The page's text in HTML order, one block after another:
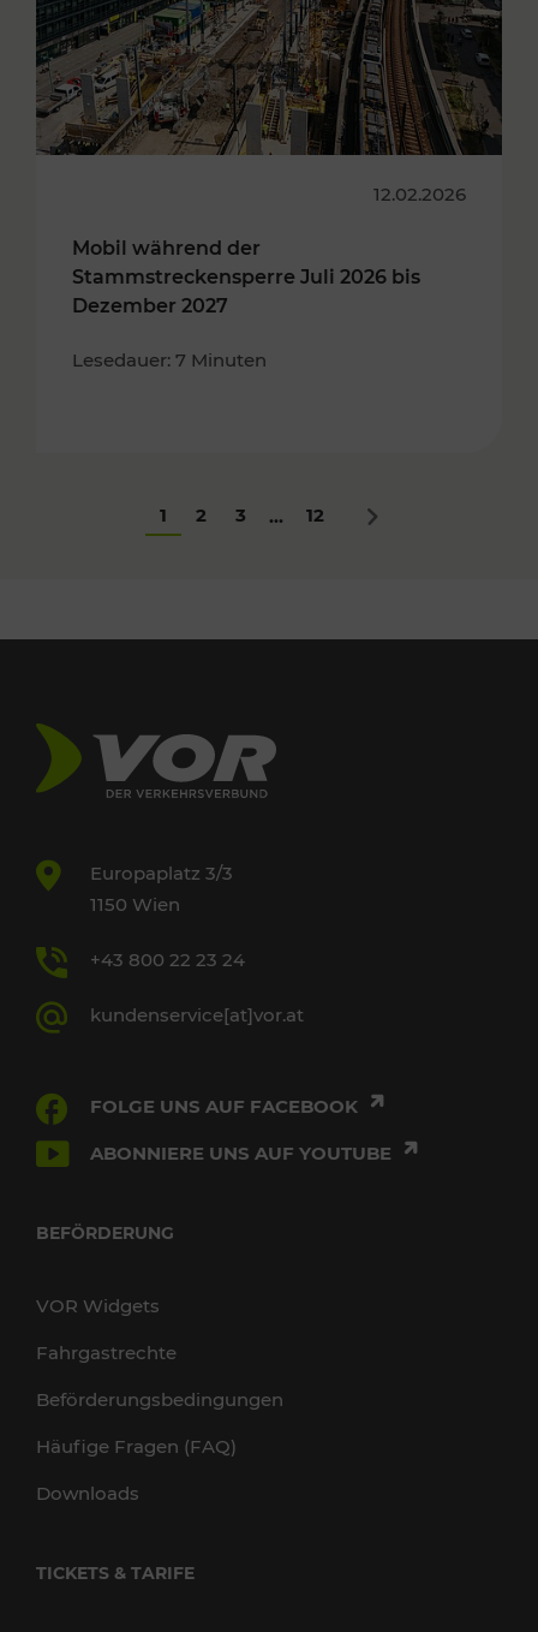
12.02.2026
Mobil während der
Stammstreckensperre Juli 2026 bis
Dezember 2027
Lesedauer: 7 Minuten
1 2 3 ... 12 Nächstes
Europaplatz 3/3
1150 Wien
+43 800 22 23 24
kundenservice[at]vor.at
FOLGE UNS AUF FACEBOOK
ABONNIERE UNS AUF YOUTUBE
BEFÖRDERUNG
VOR Widgets
Fahrgastrechte
Beförderungsbedingungen
Häufige Fragen (FAQ)
Downloads
TICKETS & TARIFE